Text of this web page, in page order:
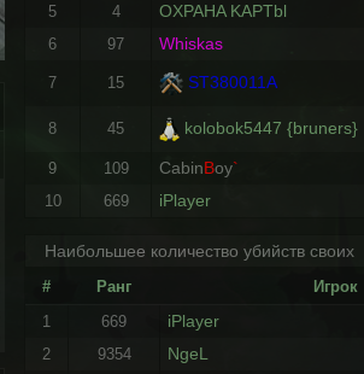
5
4 OXPAHA KAPTbl
6
97 Whiskas
7 15 ST380011A
8 45 kolobok5447 {bruners}
9 109 CabinBoy`
10
669 iPlayer
Наибольшее количество убийств своих
# Ранг Игрок
1
669 iPlayer
2
9354 NgeL